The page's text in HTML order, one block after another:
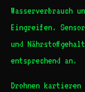
Wasserverbrauch
Eingreifen.
und
entsprechend an.
Drohnen